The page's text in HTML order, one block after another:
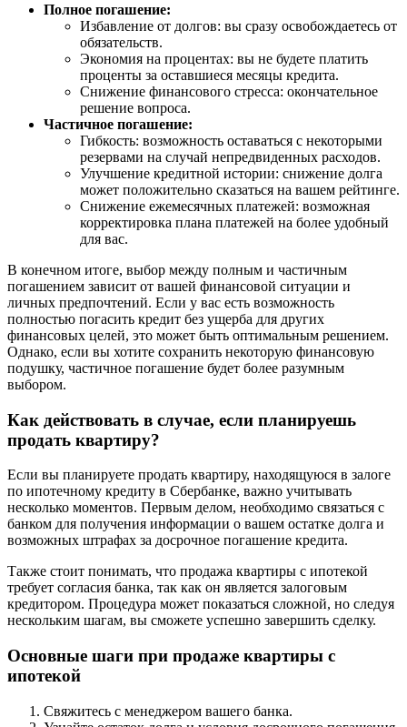
Полное погашение:
Избавление от долгов: вы сразу освобождаетесь от
обязательств.
Экономия на процентах: вы не будете платить
проценты за оставшиеся месяцы кредита.
Снижение финансового стресса: окончательное
решение вопроса.
Частичное погашение:
Гибкость: возможность оставаться с некоторыми
резервами на случай непредвиденных расходов.
Улучшение кредитной истории: снижение долга
может положительно сказаться на вашем рейтинге.
Снижение ежемесячных платежей: возможная
корректировка плана платежей на более удобный
для вас.
В конечном итоге, выбор между полным и частичным
погашением зависит от вашей финансовой ситуации и
личных предпочтений. Если у вас есть возможность
полностью погасить кредит без ущерба для других
финансовых целей, это может быть оптимальным решением.
Однако, если вы хотите сохранить некоторую финансовую
подушку, частичное погашение будет более разумным
выбором.
Как действовать в случае, если планируешь
продать квартиру?
Если вы планируете продать квартиру, находящуюся в залоге
по ипотечному кредиту в Сбербанке, важно учитывать
несколько моментов. Первым делом, необходимо связаться с
банком для получения информации о вашем остатке долга и
возможных штрафах за досрочное погашение кредита.
Также стоит понимать, что продажа квартиры с ипотекой
требует согласия банка, так как он является залоговым
кредитором. Процедура может показаться сложной, но следуя
нескольким шагам, вы сможете успешно завершить сделку.
Основные шаги при продаже квартиры с
ипотекой
Свяжитесь с менеджером вашего банка.